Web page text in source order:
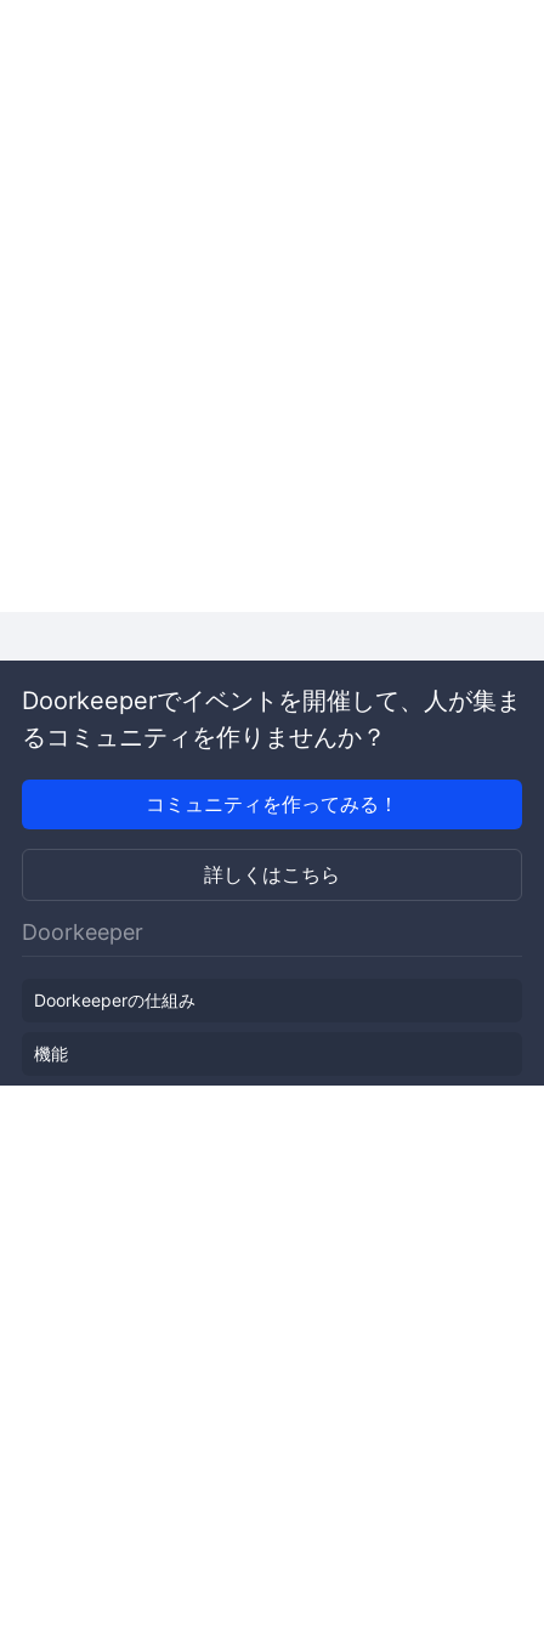
Doorkeeperでイベントを開催して、人が集ま
るコミュニティを作りませんか？
コミュニティを作ってみる！
詳しくはこちら
Doorkeeper
Doorkeeperの仕組み
機能